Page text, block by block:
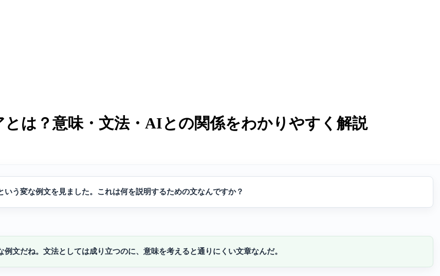
は？意味・文法・AIとの関係をわかりやすく解説
いう変な例文を見ました。これは何を説明するための文なんですか？
例文だね。文法としては成り立つのに、意味を考えると通りにくい文章なんだ。